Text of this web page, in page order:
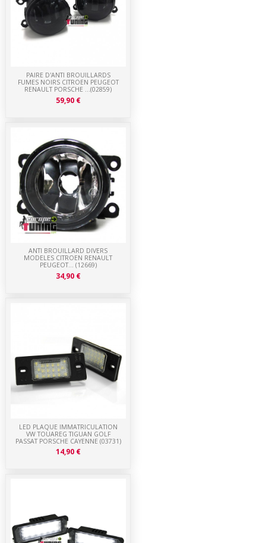
LED PLAQUE IMMATRICULATION
VW TOUAREG TIGUAN GOLF
PASSAT PORSCHE CAYENNE (03731)
14,90 €
ANTI BROUILLARD DIVERS
MODELES CITROEN RENAULT
PEUGEOT... (12669)
34,90 €
PAIRE D'ANTI BROUILLARDS
FUMES NOIRS CITROEN PEUGEOT
RENAULT PORSCHE ...(02859)
59,90 €